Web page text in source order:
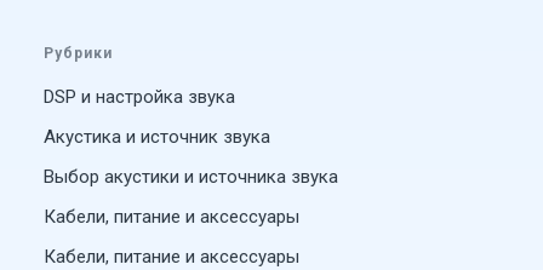
Рубрики
DSP и настройка звука
Акустика и источник звука
Выбор акустики и источника звука
Кабели, питание и аксессуары
Кабели, питание и аксессуары